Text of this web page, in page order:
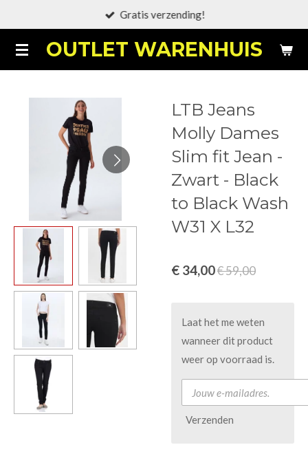
naar
de
OUTLET WARENHUIS
Gratis verzending!
LTB Jeans
Molly Dames
Slim fit Jean -
Zwart - Black
to Black Wash
W31 X L32
€ 34,00€ 59,00
Laat het me weten
wanneer dit product
weer op voorraad is.
Verzenden